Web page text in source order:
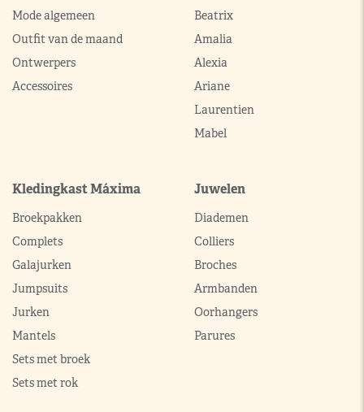
Mode algemeen
Outfit van de maand
Ontwerpers
Accessoires
Beatrix
Amalia
Alexia
Ariane
Laurentien
Mabel
Kledingkast Máxima
Broekpakken
Complets
Galajurken
Jumpsuits
Jurken
Mantels
Sets met broek
Sets met rok
Juwelen
Diademen
Colliers
Broches
Armbanden
Oorhangers
Parures